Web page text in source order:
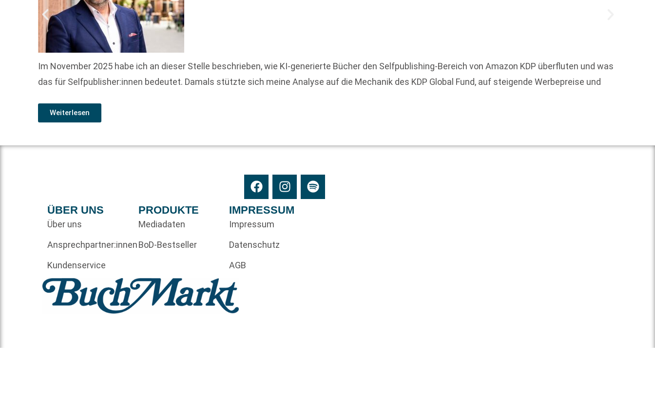
Im November 2025 habe ich an dieser Stelle beschrieben, wie KI-generierte Bücher den Selfpublishing-Bereich von Amazon KDP überfluten und was
das für Selfpublisher:innen bedeutet. Damals stützte sich meine Analyse auf die Mechanik des KDP Global Fund, auf steigende Werbepreise und
Weiterlesen
ÜBER UNS
Über uns
Ansprechpartner:innen
Kundenservice
PRODUKTE
Mediadaten
BoD-Bestseller
IMPRESSUM
Impressum
Datenschutz
AGB